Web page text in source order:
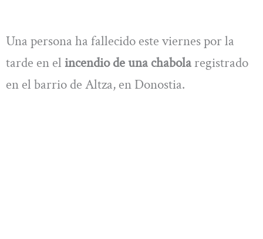
Una persona ha fallecido este viernes por la
tarde en el incendio de una chabolaregistrado
en el barrio de Altza, en Donostia.